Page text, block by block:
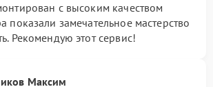
с высоким качеством
показали замечательное мастерство
Рекомендую этот сервис!
Максим